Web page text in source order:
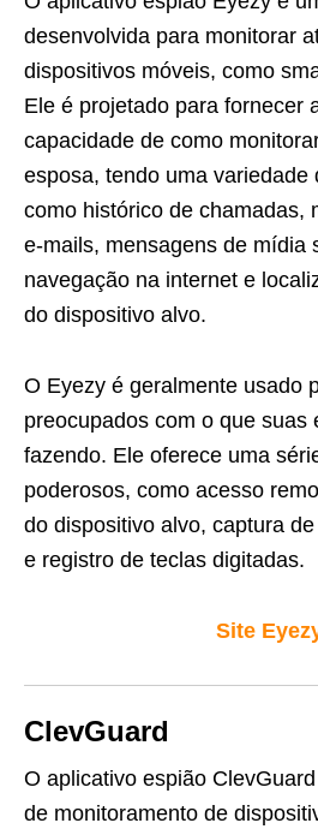
desenvolvida para monitorar
dispositivos móveis, como
Ele é projetado para fornecer
capacidade de como
esposa, tendo uma variedade
como histórico de chamadas,
e-mails, mensagens de mídia
navegação na internet e
do dispositivo alvo.
O Eyezy é geralmente usado
preocupados com o que suas
fazendo. Ele oferece uma
poderosos, como acesso
do dispositivo alvo, captura
e registro de teclas digitadas.
Site
ClevGuard
O aplicativo espião
de monitoramento de